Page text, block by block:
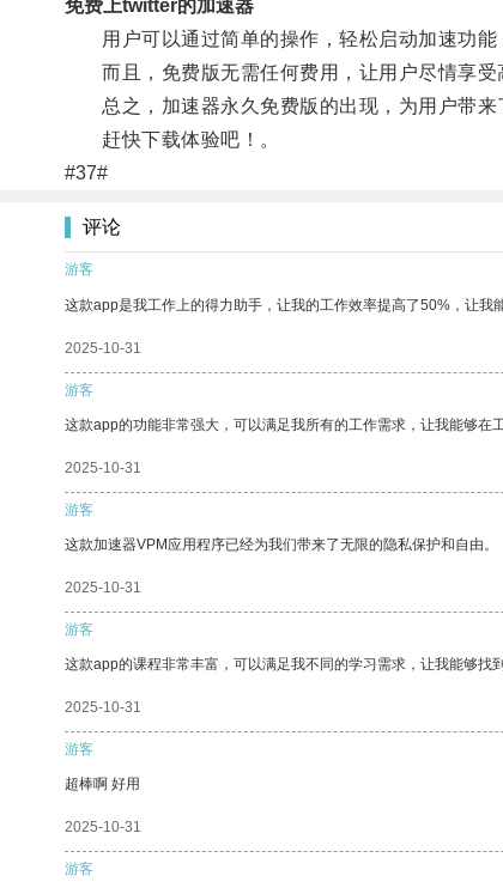
免费上twitter的加速器
用户可以通过简单的操作，轻松启动加速功能
而且，免费版无需任何费用，让用户尽情享受
总之，加速器永久免费版的出现，为用户带来
赶快下载体验吧！。
#37#
评论
游客
这款app是我工作上的得力助手，让我的工作效率提高了50%，让我
2025-10-31
游客
这款app的功能非常强大，可以满足我所有的工作需求，让我能够在
2025-10-31
游客
这款加速器VPM应用程序已经为我们带来了无限的隐私保护和自由。
2025-10-31
游客
这款app的课程非常丰富，可以满足我不同的学习需求，让我能够找
2025-10-31
游客
超棒啊 好用
2025-10-31
游客